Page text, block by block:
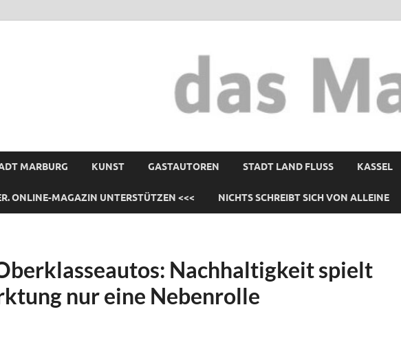
MARBURG KUNST GASTAUTOREN STADT LAND FLUSS KASSEL
ONLINE-MAGAZIN UNTERSTÜTZEN <<< NICHTS SCHREIBT SICH VON ALLEINE
Nachhaltigkeit spielt
nur eine Nebenrolle